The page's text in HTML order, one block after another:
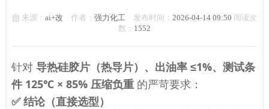
来源： ai+改 作者： 强力化工 发布时间： 2026-04-14 09:50 阅读次
数： 1552
针对 导热硅胶片（热导片）、出油率 ≤1%、测试条
件 125℃ × 85% 压缩负重的严苛要求：
✅ 结论（直接选型）